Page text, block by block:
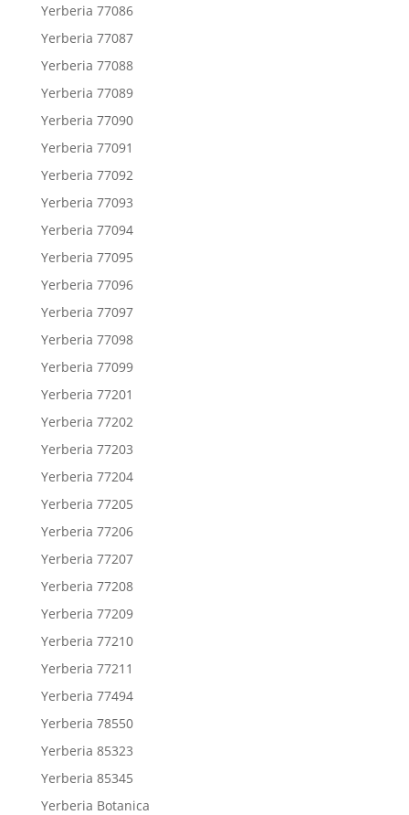
Yerberia 77086
Yerberia 77087
Yerberia 77088
Yerberia 77089
Yerberia 77090
Yerberia 77091
Yerberia 77092
Yerberia 77093
Yerberia 77094
Yerberia 77095
Yerberia 77096
Yerberia 77097
Yerberia 77098
Yerberia 77099
Yerberia 77201
Yerberia 77202
Yerberia 77203
Yerberia 77204
Yerberia 77205
Yerberia 77206
Yerberia 77207
Yerberia 77208
Yerberia 77209
Yerberia 77210
Yerberia 77211
Yerberia 77494
Yerberia 78550
Yerberia 85323
Yerberia 85345
Yerberia Botanica